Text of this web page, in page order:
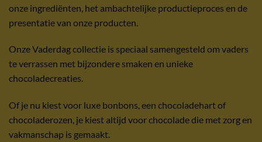
onze ingrediënten, het ambachtelijke productieproces en de
presentatie van onze producten.
Onze Vaderdag collectie is speciaal samengesteld om vaders
te verrassen met bijzondere smaken en unieke
chocoladecreaties.
Of je nu kiest voor luxe bonbons, een chocoladehart of
chocoladerozen, je kiest altijd voor chocolade die met zorg en
vakmanschap is gemaakt.